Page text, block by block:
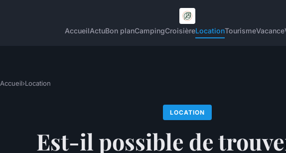
AccueilActuBon planCampingCroisièreLocationTourismeVacance
Accueil›Location
LOCATION
Est-il possible de